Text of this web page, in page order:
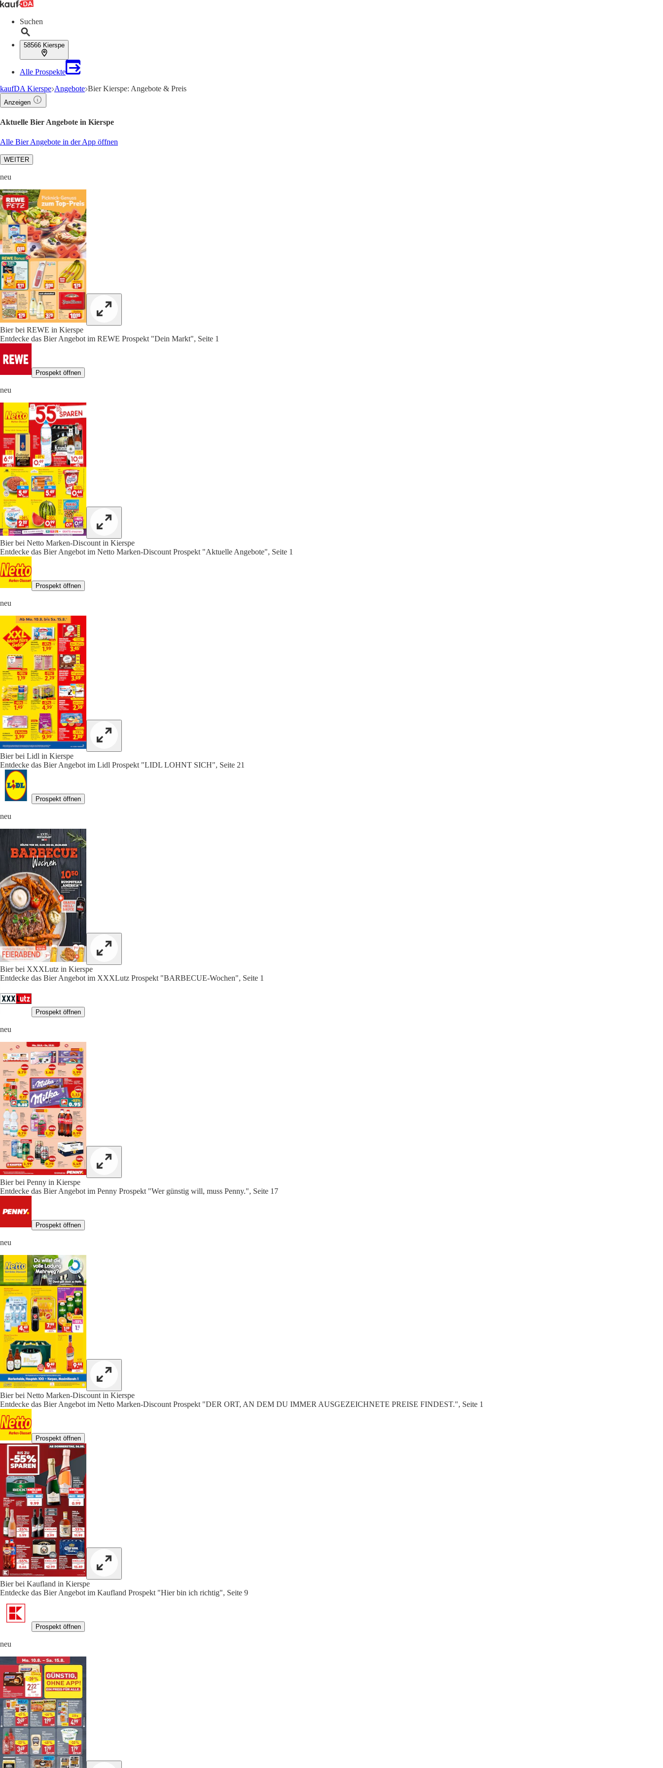
Suchen
58566 Kierspe
Alle Prospekte
kaufDA Kierspe Angebote Bier Kierspe: Angebote & Preis
Anzeigen
Aktuelle Bier Angebote in Kierspe
Alle Bier Angebote in der App öffnen
WEITER
neu
Bier bei REWE in Kierspe
Entdecke das Bier Angebot im REWE Prospekt "Dein Markt", Seite 1
Prospekt öffnen
neu
Bier bei Netto Marken-Discount in Kierspe
Entdecke das Bier Angebot im Netto Marken-Discount Prospekt "Aktuelle Angebote", Seite 1
Prospekt öffnen
neu
Bier bei Lidl in Kierspe
Entdecke das Bier Angebot im Lidl Prospekt "LIDL LOHNT SICH", Seite 21
Prospekt öffnen
neu
Bier bei XXXLutz in Kierspe
Entdecke das Bier Angebot im XXXLutz Prospekt "BARBECUE-Wochen", Seite 1
Prospekt öffnen
neu
Bier bei Penny in Kierspe
Entdecke das Bier Angebot im Penny Prospekt "Wer günstig will, muss Penny.", Seite 17
Prospekt öffnen
neu
Bier bei Netto Marken-Discount in Kierspe
Entdecke das Bier Angebot im Netto Marken-Discount Prospekt "DER ORT, AN DEM DU IMMER AUSGEZEICHNETE PREISE FINDEST.", Seite 1
Prospekt öffnen
Bier bei Kaufland in Kierspe
Entdecke das Bier Angebot im Kaufland Prospekt "Hier bin ich richtig", Seite 9
Prospekt öffnen
neu